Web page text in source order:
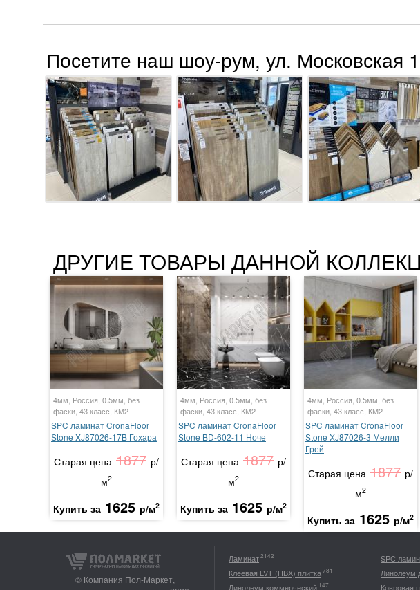
Посетите наш шоу-рум, ул. Московская
ДРУГИЕ ТОВАРЫ ДАННОЙ
4мм, Россия, 0.5мм, без
фаски, 43 класс, КМ2
SPC ламинат CronaFloor
Stone XJ87026-17B Гохара
Старая цена 1877 р/
м2
Купить за 1625 р/м2
4мм, Россия, 0.5мм, без
фаски, 43 класс, КМ2
SPC ламинат CronaFloor
Stone BD-602-11 Ноче
Старая цена 1877 р/
м2
Купить за 1625 р/м2
4мм, Россия, 0.5мм, без
фаски, 43 класс, КМ2
SPC ламинат CronaFloor
Stone XJ87026-3 Мелли
Грей
Старая цена 1877 р/
м2
Купить за 1625 р/м2
© Компания Пол-Маркет,
Ламинат2142 SPC
Клеевая LVT (ПВХ) плитка781 Линолеум
Линолеум коммерческий 147 Ковровая